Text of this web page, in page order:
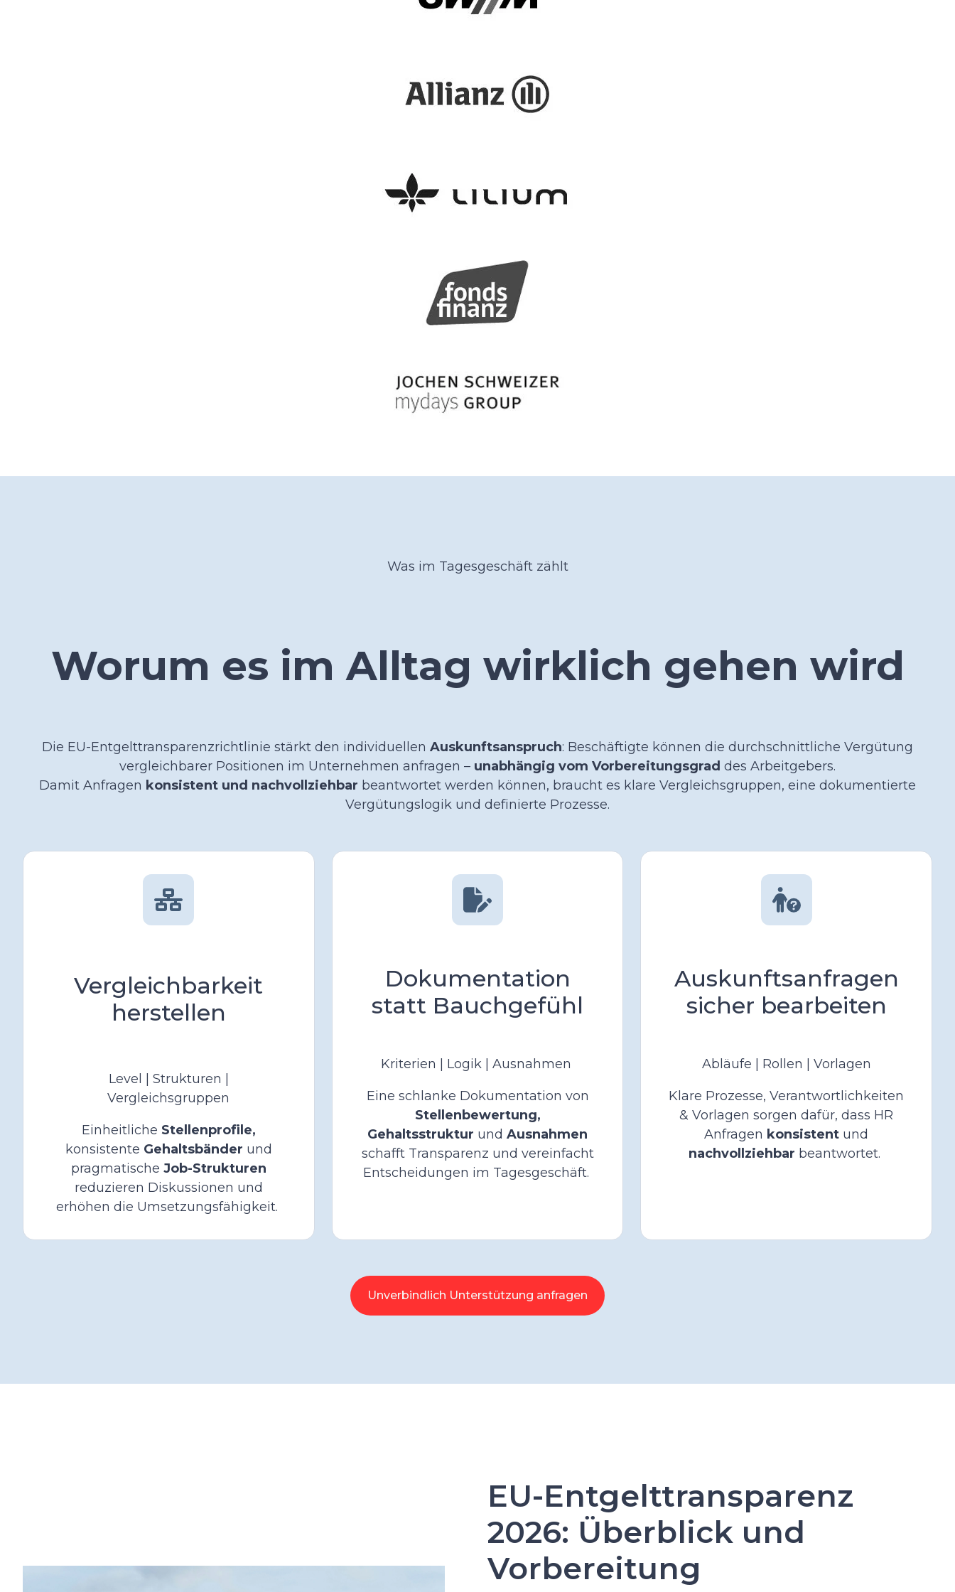
Was im Tagesgeschäft zählt
Worum es im Alltag wirklich gehen wird
Die EU-Entgelttransparenzrichtlinie stärkt den individuellen Auskunftsanspruch: Beschäftigte können die durchschnittliche Vergütung
vergleichbarer Positionen im Unternehmen anfragen – unabhängig vom Vorbereitungsgrad des Arbeitgebers.
Damit Anfragen konsistent und nachvollziehbar beantwortet werden können, braucht es klare Vergleichsgruppen, eine dokumentierte
Vergütungslogik und definierte Prozesse.
Vergleichbarkeit
herstellen
Level | Strukturen |
Vergleichsgruppen
Einheitliche Stellenprofile,
konsistente Gehaltsbänder und
pragmatische Job-Strukturen
reduzieren Diskussionen und
erhöhen die Umsetzungsfähigkeit.
Dokumentation
statt Bauchgefühl
Kriterien | Logik | Ausnahmen
Eine schlanke Dokumentation von
Stellenbewertung,
Gehaltsstruktur und Ausnahmen
schafft Transparenz und vereinfacht
Entscheidungen im Tagesgeschäft.
Auskunftsanfragen
sicher bearbeiten
Abläufe | Rollen | Vorlagen
Klare Prozesse, Verantwortlichkeiten
& Vorlagen sorgen dafür, dass HR
Anfragen konsistent und
nachvollziehbar beantwortet.
Unverbindlich Unterstützung anfragen
EU‑Entgelttransparenz
2026: Überblick und
Vorbereitung